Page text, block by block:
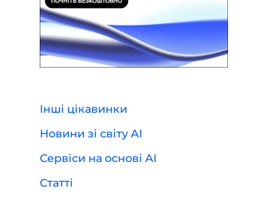
Інші цікавинки
Новини зі світу AI
Сервіси на основі AI
Статті